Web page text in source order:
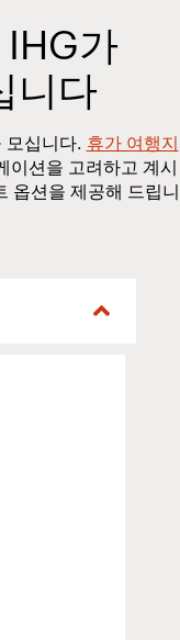
가
니다
모십니다. 휴가 여행지
이션을 고려하고 계시
옵션을 제공해 드립니